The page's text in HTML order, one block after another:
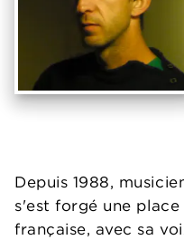
Depuis 1988,
s'est forgé une
française, avec sa